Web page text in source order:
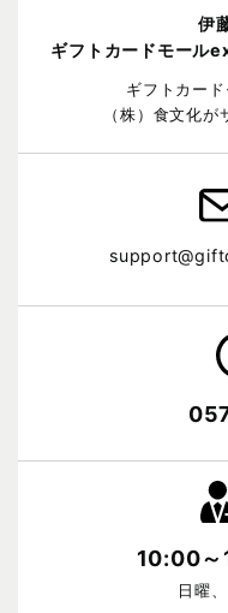
伊
ギフトカードモール
ギフトカー
（株）食文化
10:00
日曜